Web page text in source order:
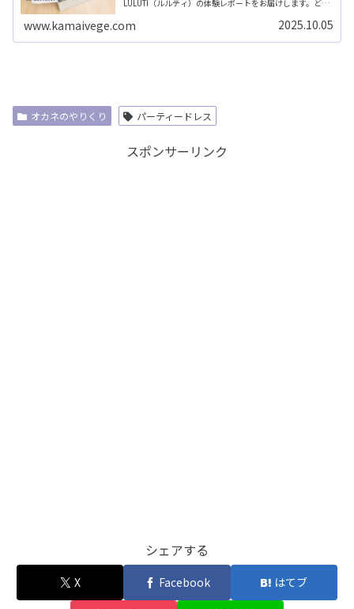
LULUTI（ルルティ）の体験レポートをお届けします。どう
やっていつ注文する？返却は？そんな手続きのあれこれ
www.kamaivege.com 2025.10.05
オカネのやりくり パーティードレス
スポンサーリンク
シェアする
X Facebook はてブ